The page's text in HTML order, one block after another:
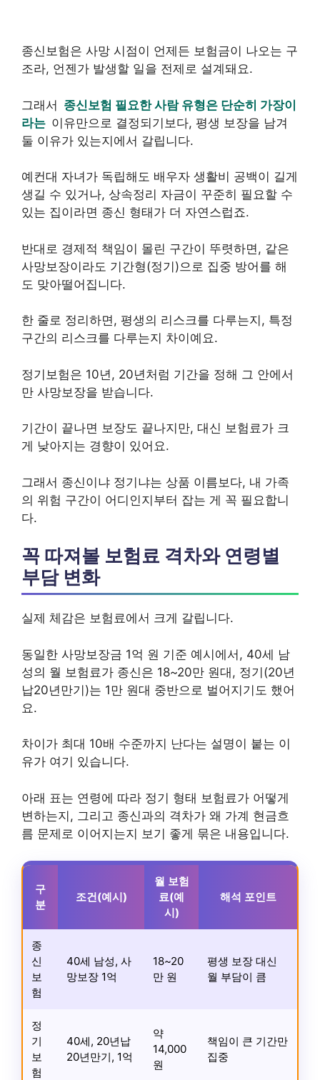
종신보험은 사망 시점이 언제든 보험금이 나오는 구
조라, 언젠가 발생할 일을 전제로 설계돼요.
그래서 종신보험 필요한 사람 유형은 단순히 가장이
라는 이유만으로 결정되기보다, 평생 보장을 남겨
둘 이유가 있는지에서 갈립니다.
예컨대 자녀가 독립해도 배우자 생활비 공백이 길게
생길 수 있거나, 상속정리 자금이 꾸준히 필요할 수
있는 집이라면 종신 형태가 더 자연스럽죠.
반대로 경제적 책임이 몰린 구간이 뚜렷하면, 같은
사망보장이라도 기간형(정기)으로 집중 방어를 해
도 맞아떨어집니다.
한 줄로 정리하면, 평생의 리스크를 다루는지, 특정
구간의 리스크를 다루는지 차이예요.
정기보험은 10년, 20년처럼 기간을 정해 그 안에서
만 사망보장을 받습니다.
기간이 끝나면 보장도 끝나지만, 대신 보험료가 크
게 낮아지는 경향이 있어요.
그래서 종신이냐 정기냐는 상품 이름보다, 내 가족
의 위험 구간이 어디인지부터 잡는 게 꼭 필요합니
다.
꼭 따져볼 보험료 격차와 연령별
부담 변화
실제 체감은 보험료에서 크게 갈립니다.
동일한 사망보장금 1억 원 기준 예시에서, 40세 남
성의 월 보험료가 종신은 18~20만 원대, 정기(20년
납20년만기)는 1만 원대 중반으로 벌어지기도 했어
요.
차이가 최대 10배 수준까지 난다는 설명이 붙는 이
유가 여기 있습니다.
아래 표는 연령에 따라 정기 형태 보험료가 어떻게
변하는지, 그리고 종신과의 격차가 왜 가계 현금흐
름 문제로 이어지는지 보기 좋게 묶은 내용입니다.
구
분
조건(예시)
월 보험
료(예
시)
해석 포인트
종
신
보
험
40세 남성, 사
망보장 1억
18~20
만 원
평생 보장 대신
월 부담이 큼
정
기
보
험
40세, 20년납
20년만기, 1억
약
14,000
원
책임이 큰 기간만
집중